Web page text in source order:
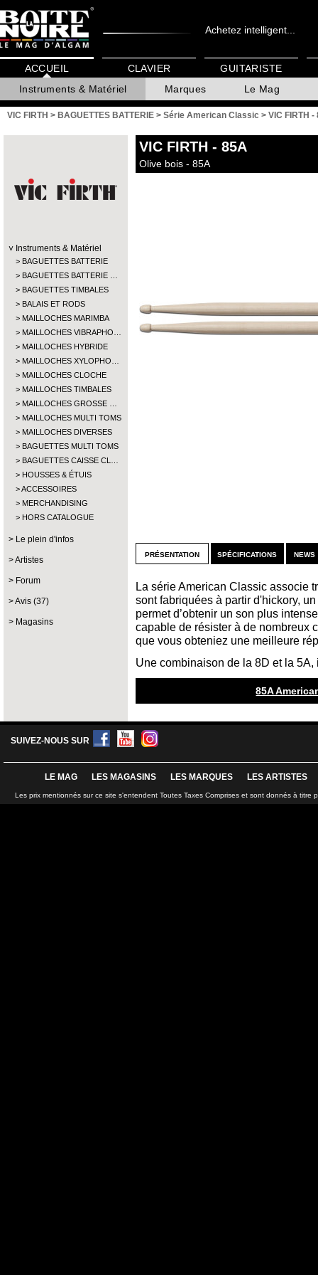
Achetez intelligent...
ACCUEIL
Instruments & Matériel
Marques Le Mag
CLAVIER GUITARISTE
VIC FIRTH > BAGUETTES BATTERIE > Série American Classic > VIC FIRTH -
Instruments & Matériel
BAGUETTES BATTERIE
BAGUETTES BATTERIE …
BAGUETTES TIMBALES
BALAIS ET RODS
MAILLOCHES MARIMBA
MAILLOCHES VIBRAPHO…
MAILLOCHES HYBRIDE
MAILLOCHES XYLOPHO…
MAILLOCHES CLOCHE
MAILLOCHES TIMBALES
MAILLOCHES GROSSE …
MAILLOCHES MULTI TOMS
MAILLOCHES DIVERSES
BAGUETTES MULTI TOMS
BAGUETTES CAISSE CL…
HOUSSES & ÉTUIS
ACCESSOIRES
MERCHANDISING
HORS CATALOGUE
Le plein d'infos
Artistes
Forum
Avis (37)
Magasins
VIC FIRTH - 85A
Olive bois - 85A
présentation
La série American Classic associe
sont fabriquées à partir d'hickory,
permet d’obtenir un son plus
capable de résister à de nombreux
que vous obteniez une meilleure
Une combinaison de la 8D et la
spécifications
85A
SUIVEZ-NOUS SUR
LE MAG LES MAGASINS LES MARQUES LES ARTISTES
Les prix mentionnés sur ce site s'entendent Toutes Taxes Comprises et sont donnés à